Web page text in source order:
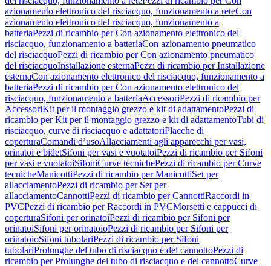
azionamento elettronico del risciacquo, funzionamento a reteCon
azionamento elettronico del risciacquo, funzionamento a
batteriaPezzi di ricambio per Con azionamento elettronico del
risciacquo, funzionamento a batteriaCon azionamento pneumatico
del risciacquoPezzi di ricambio per Con azionamento pneumatico
del risciacquoInstallazione esternaPezzi di ricambio per Installazione
esternaCon azionamento elettronico del risciacquo, funzionamento a
batteriaPezzi di ricambio per Con azionamento elettronico del
risciacquo, funzionamento a batteriaAccessoriPezzi di ricambio per
AccessoriKit per il montaggio grezzo e kit di adattamentoPezzi di
ricambio per Kit per il montaggio grezzo e kit di adattamentoTubi di
risciacquo, curve di risciacquo e adattatoriPlacche di
coperturaComandi d’usoAllacciamenti agli apparecchi per vasi,
orinatoi e bidetSifoni per vasi e vuotatoiPezzi di ricambio per Sifoni
per vasi e vuotatoiSifoniCurve tecnichePezzi di ricambio per Curve
tecnicheManicottiPezzi di ricambio per ManicottiSet per
allacciamentoPezzi di ricambio per Set per
allacciamentoCannottiPezzi di ricambio per CannottiRaccordi in
PVCPezzi di ricambio per Raccordi in PVCMorsetti e cappucci di
coperturaSifoni per orinatoiPezzi di ricambio per Sifoni per
orinatoiSifoni per orinatoioPezzi di ricambio per Sifoni per
orinatoioSifoni tubolariPezzi di ricambio per Sifoni
tubolariProlunghe del tubo di risciacquo e del cannottoPezzi di
ricambio per Prolunghe del tubo di risciacquo e del cannottoCurve